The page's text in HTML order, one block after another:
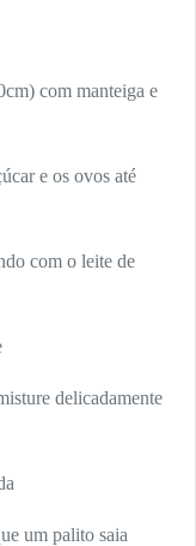
com manteiga e
e os ovos até
com o leite de
delicadamente
um palito saia